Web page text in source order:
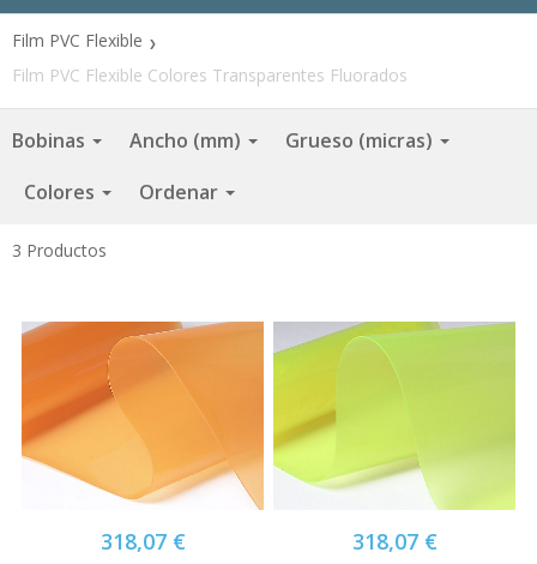
Film PVC Flexible
Film PVC Flexible Colores Transparentes Fluorados
Bobinas Ancho (mm)
Grueso (micras)
Colores
Ordenar
3 Productos
318,07 € 318,07 €